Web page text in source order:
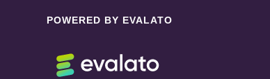
POWERED BY EVALATO